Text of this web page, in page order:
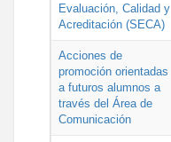
Evaluación, Calidad y
Acreditación (SECA)
Acciones de
promoción orientadas
a futuros alumnos a
través del Área de
Comunicación